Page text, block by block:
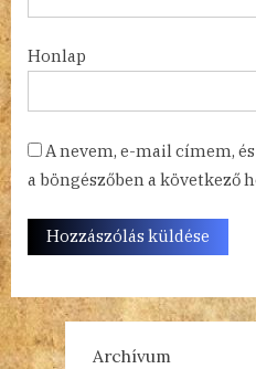
Honlap
A nevem, e-mail címem,
a böngészőben a következő
Archívum